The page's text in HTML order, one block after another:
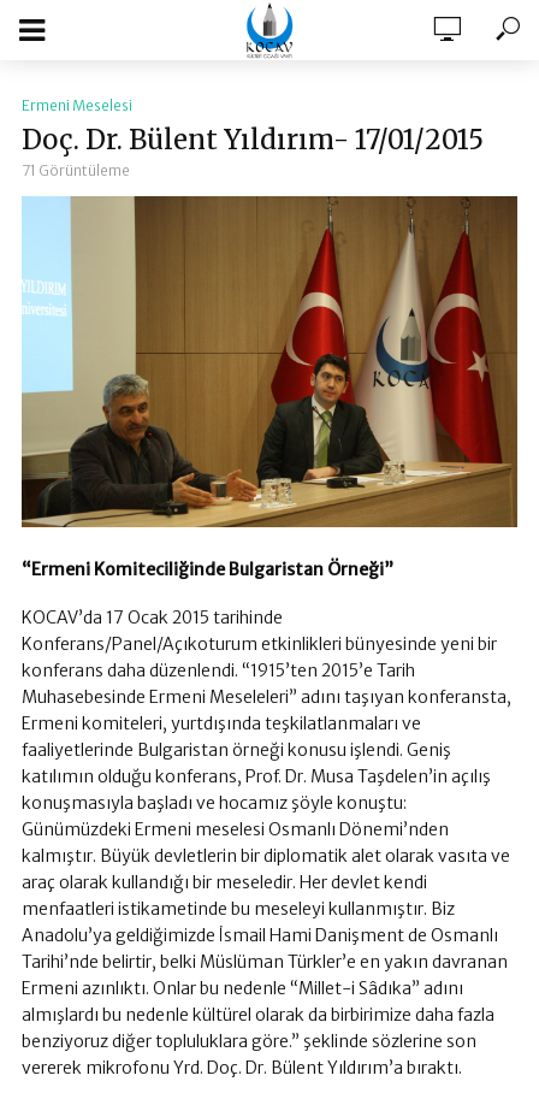
Ermeni Meselesi
Doç. Dr. Bülent Yıldırım- 17/01/2015
71 Görüntüleme
“Ermeni Komiteciliğinde Bulgaristan Örneği”
KOCAV’da 17 Ocak 2015 tarihinde
Konferans/Panel/Açıkoturum etkinlikleri bünyesinde yeni bir
konferans daha düzenlendi. “1915’ten 2015’e Tarih
Muhasebesinde Ermeni Meseleleri” adını taşıyan konferansta,
Ermeni komiteleri, yurtdışında teşkilatlanmaları ve
faaliyetlerinde Bulgaristan örneği konusu işlendi. Geniş
katılımın olduğu konferans, Prof. Dr. Musa Taşdelen’in açılış
konuşmasıyla başladı ve hocamız şöyle konuştu:
Günümüzdeki Ermeni meselesi Osmanlı Dönemi’nden
kalmıştır. Büyük devletlerin bir diplomatik alet olarak vasıta ve
araç olarak kullandığı bir meseledir. Her devlet kendi
menfaatleri istikametinde bu meseleyi kullanmıştır. Biz
Anadolu’ya geldiğimizde İsmail Hami Danişment de Osmanlı
Tarihi’nde belirtir, belki Müslüman Türkler’e en yakın davranan
Ermeni azınlıktı. Onlar bu nedenle “Millet-i Sâdıka” adını
almışlardı bu nedenle kültürel olarak da birbirimize daha fazla
benziyoruz diğer topluluklara göre.” şeklinde sözlerine son
vererek mikrofonu Yrd. Doç. Dr. Bülent Yıldırım’a bıraktı.